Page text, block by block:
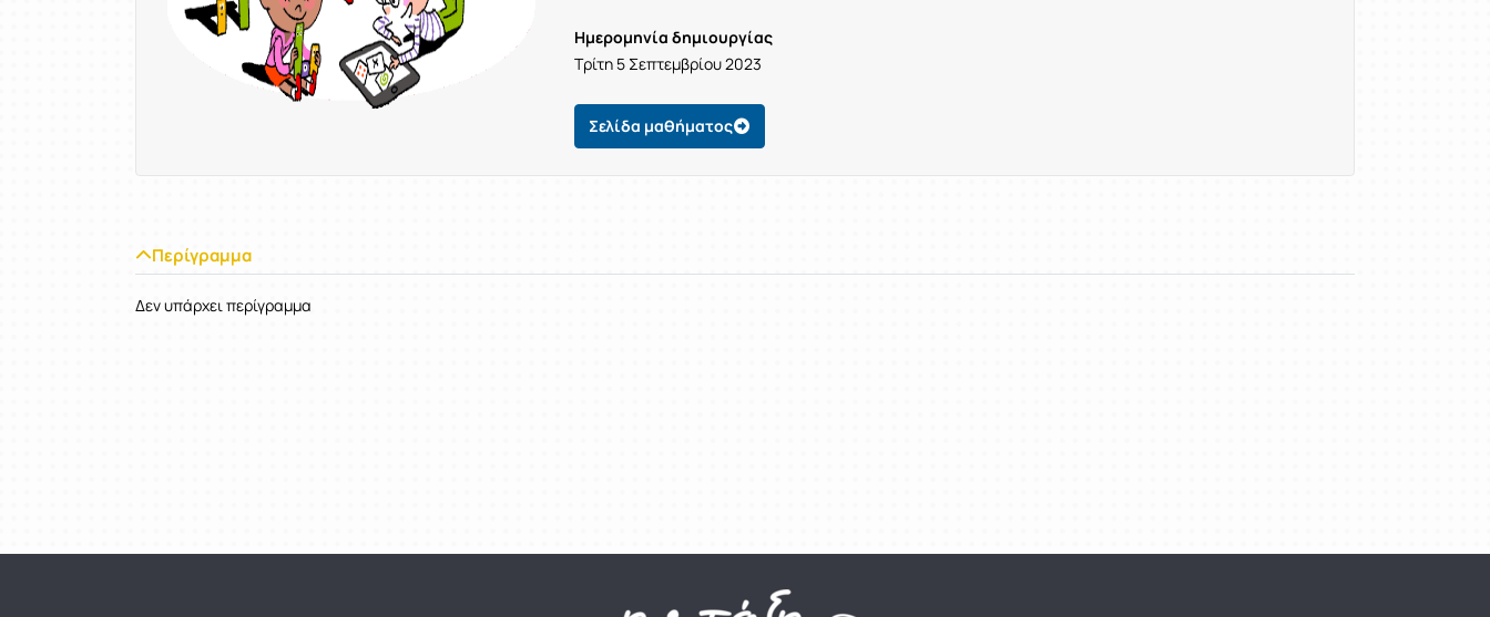
Ημερομηνία δημιουργίας
Τρίτη 5 Σεπτεμβρίου 2023
Σελίδα μαθήματος
Περίγραμμα
Δεν υπάρχει περίγραμμα